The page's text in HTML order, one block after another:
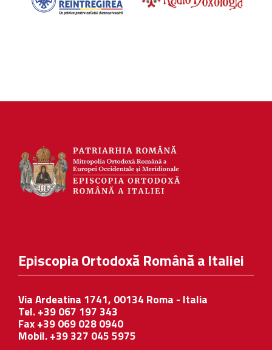
Episcopia Ortodoxă Română a Italiei
Via Ardeatina 1741, 00134 Roma - Italia
Tel. +39 067 197 343
Fax +39 069 028 0940
Mobil. +39 327 045 5975